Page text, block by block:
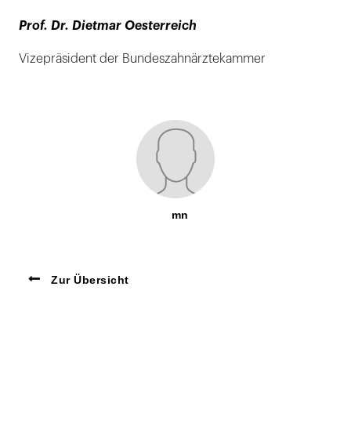
Prof. Dr. Dietmar Oesterreich
Vizepräsident der Bundeszahnärztekammer
mn
Zur Übersicht